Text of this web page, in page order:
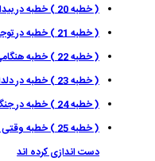
( خطبه 20 ) خطبه در بيدارى از غفلت و توجه به حضرت حق
( خطبه 21 ) خطبه در توجه به قيامت
( خطبه 22 ) خطبه هنگامى كه خبر بيعت شكنان جمل به حضرتش رسيد
( خطبه 23 ) خطبه در دلدارى به تهيدستان و تأديب ثروتمندان
( خطبه 24 ) خطبه در جنگ با مخالفان
( خطبه 25 ) خطبه
دست اندازى كرده اند